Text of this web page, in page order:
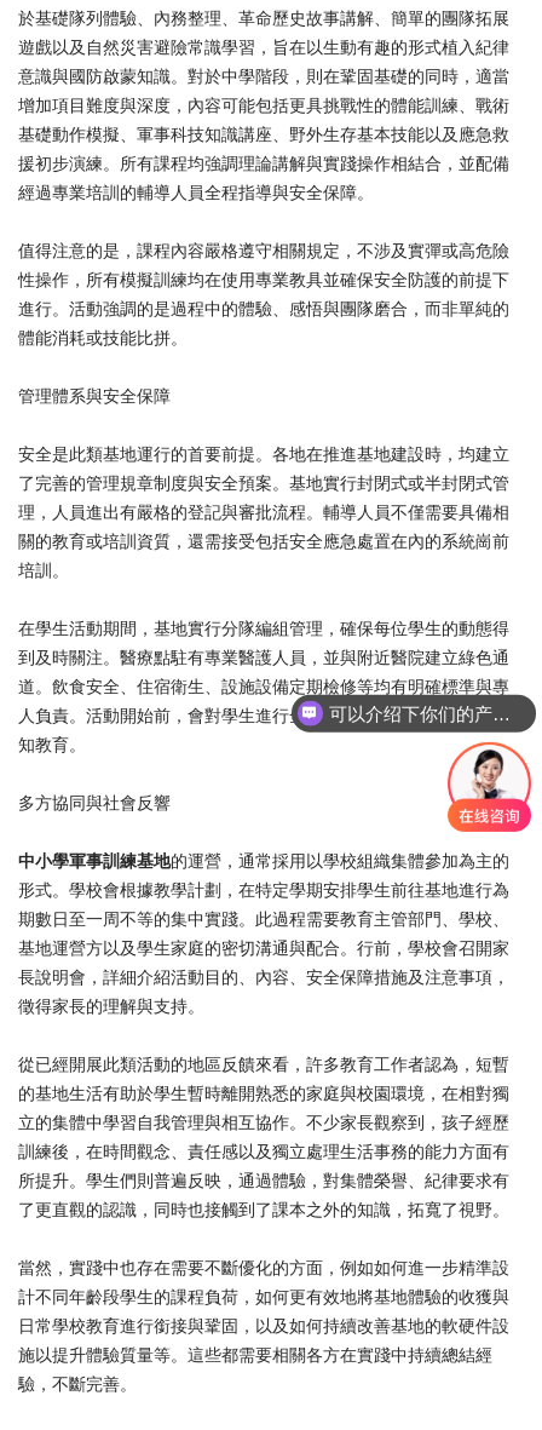
於基礎隊列體驗、內務整理、革命歷史故事講解、簡單的團隊拓展
遊戲以及自然災害避險常識學習，旨在以生動有趣的形式植入紀律
意識與國防啟蒙知識。對於中學階段，則在鞏固基礎的同時，適當
增加項目難度與深度，內容可能包括更具挑戰性的體能訓練、戰術
基礎動作模擬、軍事科技知識講座、野外生存基本技能以及應急救
援初步演練。所有課程均強調理論講解與實踐操作相結合，並配備
經過專業培訓的輔導人員全程指導與安全保障。
值得注意的是，課程內容嚴格遵守相關規定，不涉及實彈或高危險
性操作，所有模擬訓練均在使用專業教具並確保安全防護的前提下
進行。活動強調的是過程中的體驗、感悟與團隊磨合，而非單純的
體能消耗或技能比拼。
管理體系與安全保障
安全是此類基地運行的首要前提。各地在推進基地建設時，均建立
了完善的管理規章制度與安全預案。基地實行封閉式或半封閉式管
理，人員進出有嚴格的登記與審批流程。輔導人員不僅需要具備相
關的教育或培訓資質，還需接受包括安全應急處置在內的系統崗前
培訓。
在學生活動期間，基地實行分隊編組管理，確保每位學生的動態得
到及時關注。醫療點駐有專業醫護人員，並與附近醫院建立綠色通
道。飲食安全、住宿衛生、設施設備定期檢修等均有明確標準與專
人負責。活動開始前，會對學生進行全面的健康情況調查與安全須
知教育。
多方協同與社會反響
中小學軍事訓練基地的運營，通常採用以學校組織集體參加為主的
形式。學校會根據教學計劃，在特定學期安排學生前往基地進行為
期數日至一周不等的集中實踐。此過程需要教育主管部門、學校、
基地運營方以及學生家庭的密切溝通與配合。行前，學校會召開家
長說明會，詳細介紹活動目的、內容、安全保障措施及注意事項，
徵得家長的理解與支持。
從已經開展此類活動的地區反饋來看，許多教育工作者認為，短暫
的基地生活有助於學生暫時離開熟悉的家庭與校園環境，在相對獨
立的集體中學習自我管理與相互協作。不少家長觀察到，孩子經歷
訓練後，在時間觀念、責任感以及獨立處理生活事務的能力方面有
所提升。學生們則普遍反映，通過體驗，對集體榮譽、紀律要求有
了更直觀的認識，同時也接觸到了課本之外的知識，拓寬了視野。
當然，實踐中也存在需要不斷優化的方面，例如如何進一步精準設
計不同年齡段學生的課程負荷，如何更有效地將基地體驗的收獲與
日常學校教育進行銜接與鞏固，以及如何持續改善基地的軟硬件設
施以提升體驗質量等。這些都需要相關各方在實踐中持續總結經
驗，不斷完善。
可以介绍下你们的产品么